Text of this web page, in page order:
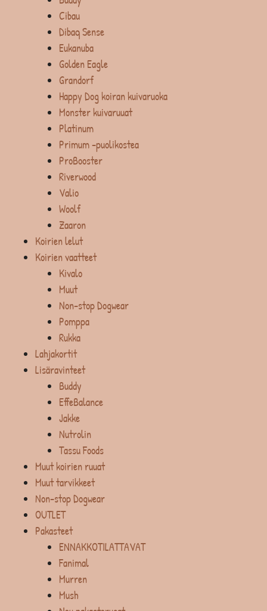
Cibau
Dibaq Sense
Eukanuba
Golden Eagle
Grandorf
Happy Dog koiran kuivaruoka
Monster kuivaruuat
Platinum
Primum -puolikostea
ProBooster
Riverwood
Valio
Woolf
Zaaron
Koirien lelut
Koirien vaatteet
Kivalo
Muut
Non-stop Dogwear
Pomppa
Rukka
Lahjakortit
Lisäravinteet
Buddy
EffeBalance
Jakke
Nutrolin
Tassu Foods
Muut koirien ruuat
Muut tarvikkeet
Non-stop Dogwear
OUTLET
Pakasteet
ENNAKKOTILATTAVAT
Fanimal
Murren
Mush